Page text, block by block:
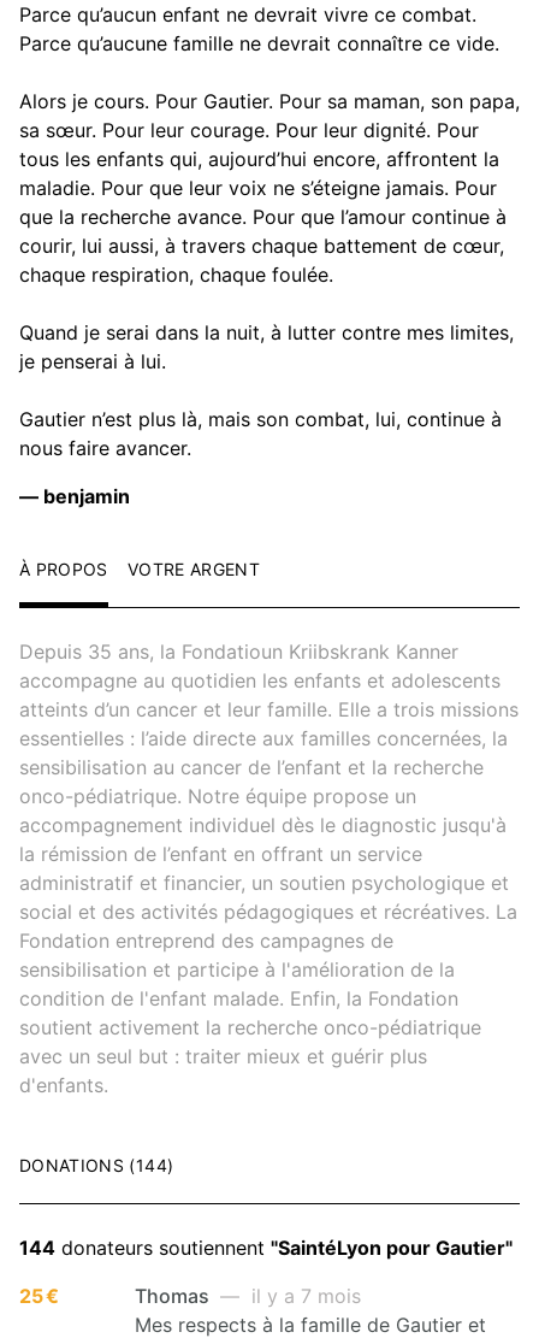
Parce qu’aucun enfant ne devrait vivre ce combat.
Parce qu’aucune famille ne devrait connaître ce vide.
Alors je cours. Pour Gautier. Pour sa maman, son papa,
sa sœur. Pour leur courage. Pour leur dignité. Pour
tous les enfants qui, aujourd’hui encore, affrontent la
maladie. Pour que leur voix ne s’éteigne jamais. Pour
que la recherche avance. Pour que l’amour continue à
courir, lui aussi, à travers chaque battement de cœur,
chaque respiration, chaque foulée.
Quand je serai dans la nuit, à lutter contre mes limites,
je penserai à lui.
Gautier n’est plus là, mais son combat, lui, continue à
nous faire avancer.
— benjamin
À PROPOS VOTRE ARGENT
Depuis 35 ans, la Fondatioun Kriibskrank Kanner
accompagne au quotidien les enfants et adolescents
atteints d’un cancer et leur famille. Elle a trois missions
essentielles : l’aide directe aux familles concernées, la
sensibilisation au cancer de l’enfant et la recherche
onco-pédiatrique. Notre équipe propose un
accompagnement individuel dès le diagnostic jusqu'à
la rémission de l’enfant en offrant un service
administratif et financier, un soutien psychologique et
social et des activités pédagogiques et récréatives. La
Fondation entreprend des campagnes de
sensibilisation et participe à l'amélioration de la
condition de l'enfant malade. Enfin, la Fondation
soutient activement la recherche onco-pédiatrique
avec un seul but : traiter mieux et guérir plus
d'enfants.
DONATIONS (144)
144 donateurs soutiennent "SaintéLyon pour Gautier"
25 €
Thomas — il y a 7 mois
Mes respects à la famille de Gautier et